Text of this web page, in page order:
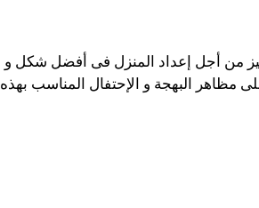
من أجل إعداد المنزل فى أفضل شكل و
مظاهر البهجة و الإحتفال المناسب بهذه